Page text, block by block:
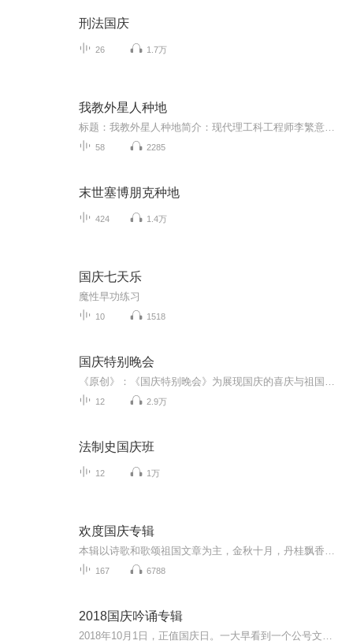
刑法国庆
26 1.7万
我教外星人种地
58 2285
末世塞博朋克种地
424 1.4万
国庆七天乐
魔性早功练习
10 1518
国庆特别晚会
12 2.9万
法制史国庆班
12 1万
欢度国庆专辑
167 6788
2018国庆吟诵专辑